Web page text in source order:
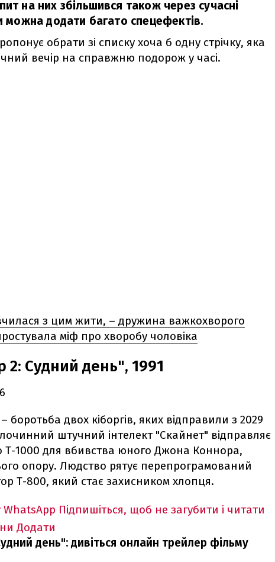
на них збільшився також через сучасні
можна додати багато спецефектів.
обрати зі списку хоча б одну стрічку, яка
вечір на справжню подорож у часі.
з цим жити, – дружина важкохворого
міф про хворобу чоловіка
2: Судний день", 1991
боротьба двох кіборгів, яких відправили з 2029
штучний інтелект "Скайнет" відправляє
Т-1000 для вбивства юного Джона Коннора,
опору. Людство рятує перепрограмований
Т-800, який стає захисником хлопця.
Підпишіться, щоб не загубити і читати
Додати
день": дивіться онлайн трейлер фільму